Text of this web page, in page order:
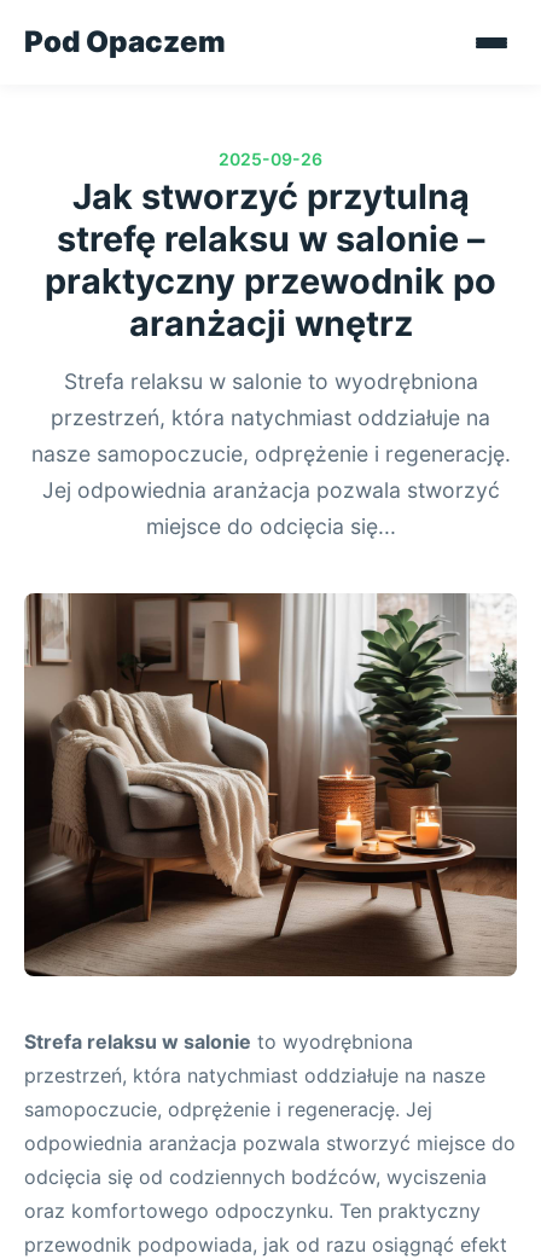
Pod Opaczem
2025-09-26
Jak stworzyć przytulną
strefę relaksu w salonie –
praktyczny przewodnik po
aranżacji wnętrz
Strefa relaksu w salonie to wyodrębniona
przestrzeń, która natychmiast oddziałuje na
nasze samopoczucie, odprężenie i regenerację.
Jej odpowiednia aranżacja pozwala stworzyć
miejsce do odcięcia się...
Strefa relaksu w salonie to wyodrębniona
przestrzeń, która natychmiast oddziałuje na nasze
samopoczucie, odprężenie i regenerację. Jej
odpowiednia aranżacja pozwala stworzyć miejsce do
odcięcia się od codziennych bodźców, wyciszenia
oraz komfortowego odpoczynku. Ten praktyczny
przewodnik podpowiada, jak od razu osiągnąć efekt